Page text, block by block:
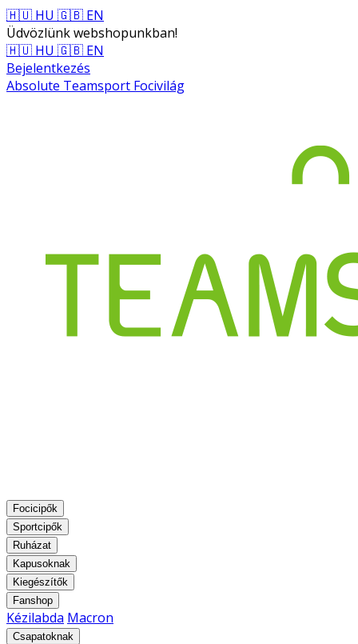
🇭🇺 HU 🇬🇧 EN
Üdvözlünk webshopunkban!
🇭🇺 HU 🇬🇧 EN
Bejelentkezés
Absolute Teamsport Focivilág
Focicipők
Sportcipők
Ruházat
Kapusoknak
Kiegészítők
Fanshop
Kézilabda Macron
Csapatoknak